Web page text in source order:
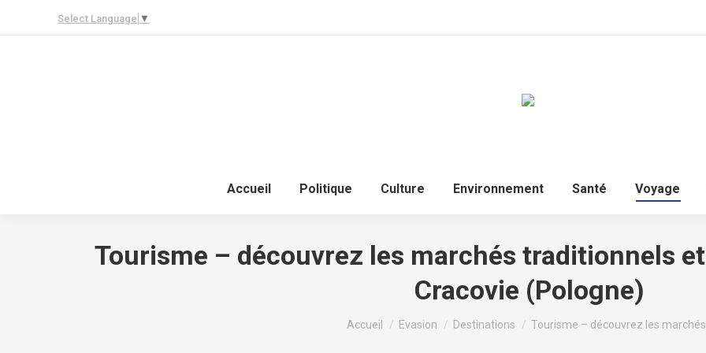
Select Language ▼
Accueil
Politique Culture Environnement Santé Voyage
Tourisme – découvrez les marchés traditionnels
Cracovie (Pologne)
Vous êtes ici :
Accueil Evasion Destinations Tourisme – découvrez les marchés…